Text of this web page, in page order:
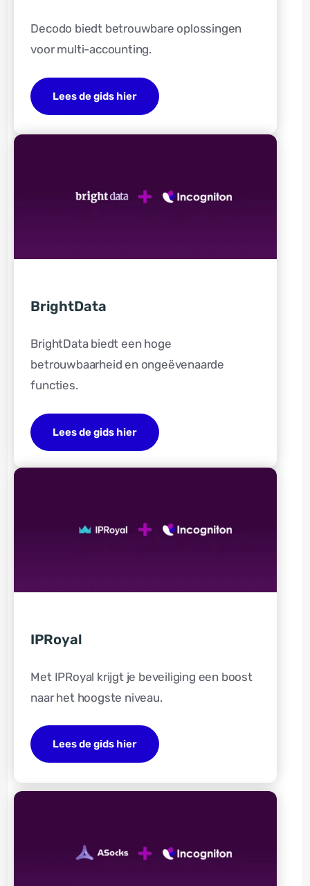
Decodo biedt betrouwbare oplossingen
voor multi-accounting.
Lees de gids hier
BrightData
BrightData biedt een hoge
betrouwbaarheid en ongeëvenaarde
functies.
Lees de gids hier
IPRoyal
Met IPRoyal krijgt je beveiliging een boost
naar het hoogste niveau.
Lees de gids hier